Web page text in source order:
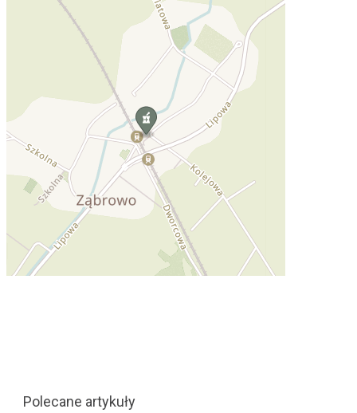
Polecane artykuły